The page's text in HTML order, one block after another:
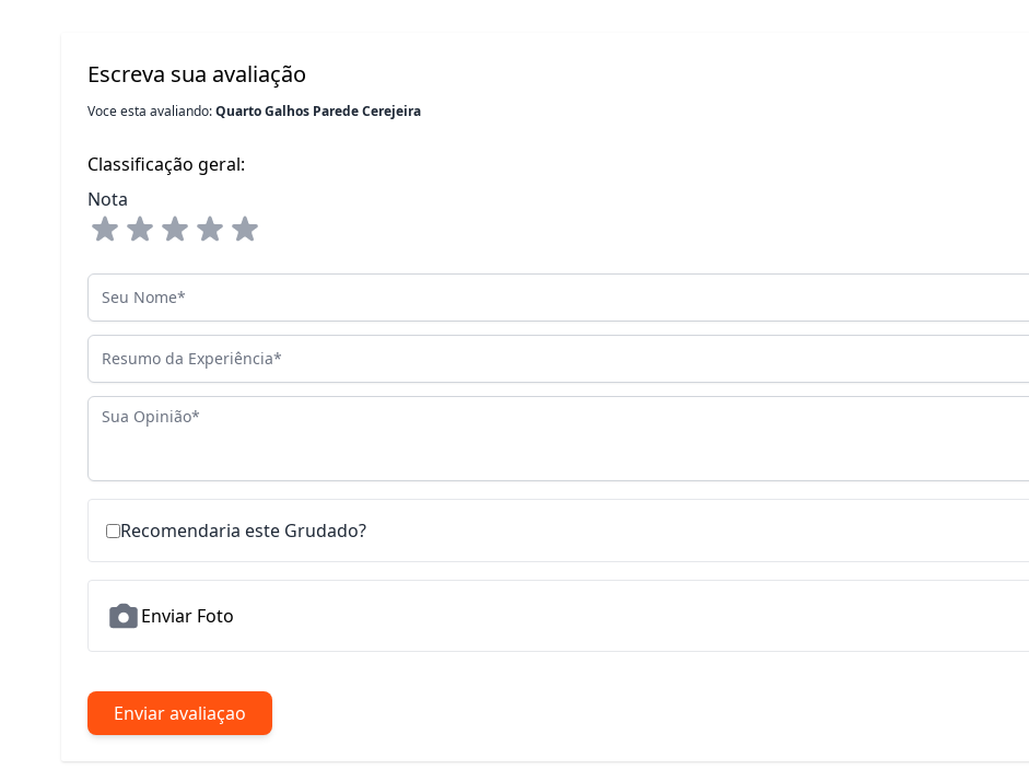
Escreva sua avaliação
Voce esta avaliando:Quarto Galhos Parede Cerejeira
Classificação geral:
Nota
Seu Nome
Resumo da Experiência
Sua Opinião
Recomendaria este Grudado?
Enviar Foto
Enviar avaliaçao